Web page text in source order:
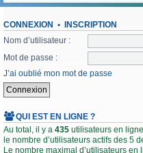
CONNEXION • INSCRIPTION
Nom d’utilisateur :
Mot de passe :
J’ai oublié mon mot de passe
QUI EST EN LIGNE ?
Au total, il y a 435 utilisateurs en
le nombre d’utilisateurs actifs des 5
Le nombre maximal d’utilisateurs